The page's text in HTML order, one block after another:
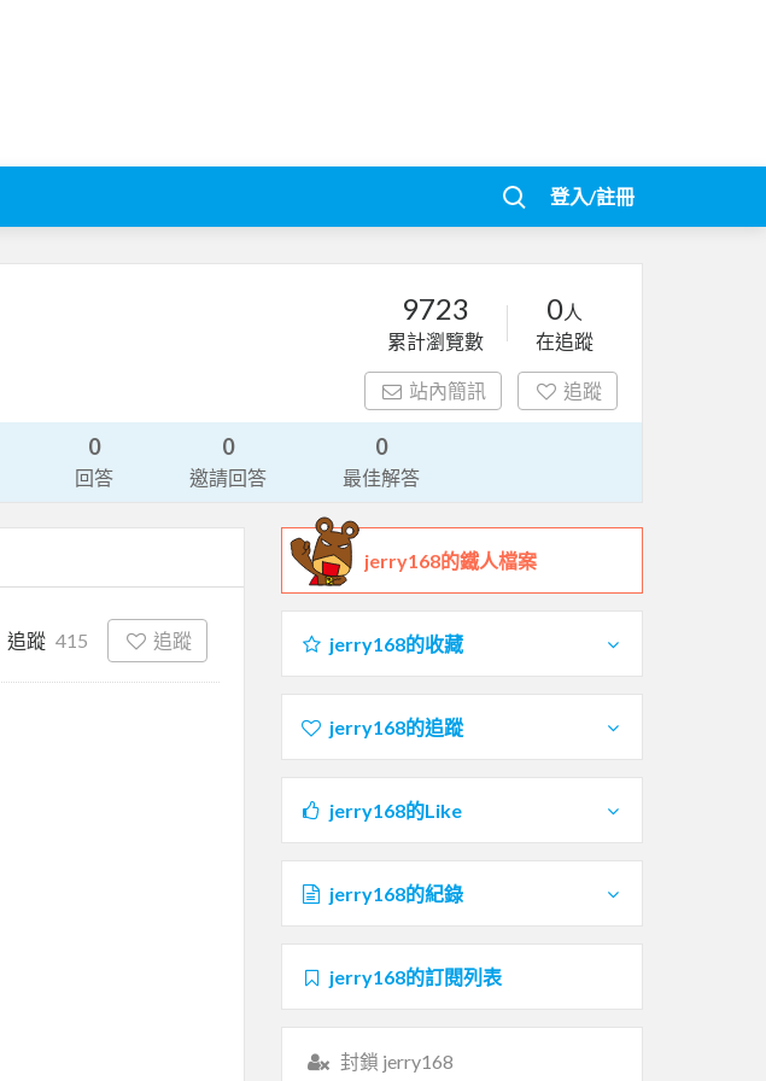
登入/註冊
9723
累計瀏覽數
0人
在追蹤
站內簡訊 追蹤
0
回答
0
邀請回答
0
最佳解答
追蹤 415 追蹤
jerry168的鐵人檔案
jerry168的收藏
jerry168的追蹤
jerry168的Like
jerry168的紀錄
jerry168的訂閱列表
封鎖 jerry168